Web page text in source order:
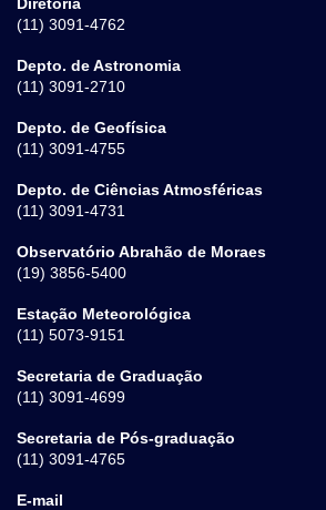
(11) 3091-4762
Depto. de Astronomia
(11) 3091-2710
Depto. de Geofísica
(11) 3091-4755
Depto. de Ciências Atmosféricas
(11) 3091-4731
Observatório Abrahão de Moraes
(19) 3856-5400
Estação Meteorológica
(11) 5073-9151
Secretaria de Graduação
(11) 3091-4699
Secretaria de Pós-graduação
(11) 3091-4765
E-mail